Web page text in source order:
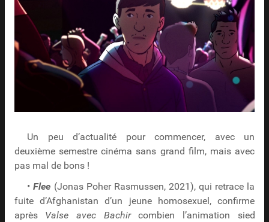
Un peu d’actualité pour commencer, avec un
deuxième semestre cinéma sans grand film, mais avec
pas mal de bons !
•Flee (Jonas Poher Rasmussen, 2021), qui retrace la
fuite d’Afghanistan d’un jeune homosexuel, confirme
après Valse avec Bachircombien l’animation sied